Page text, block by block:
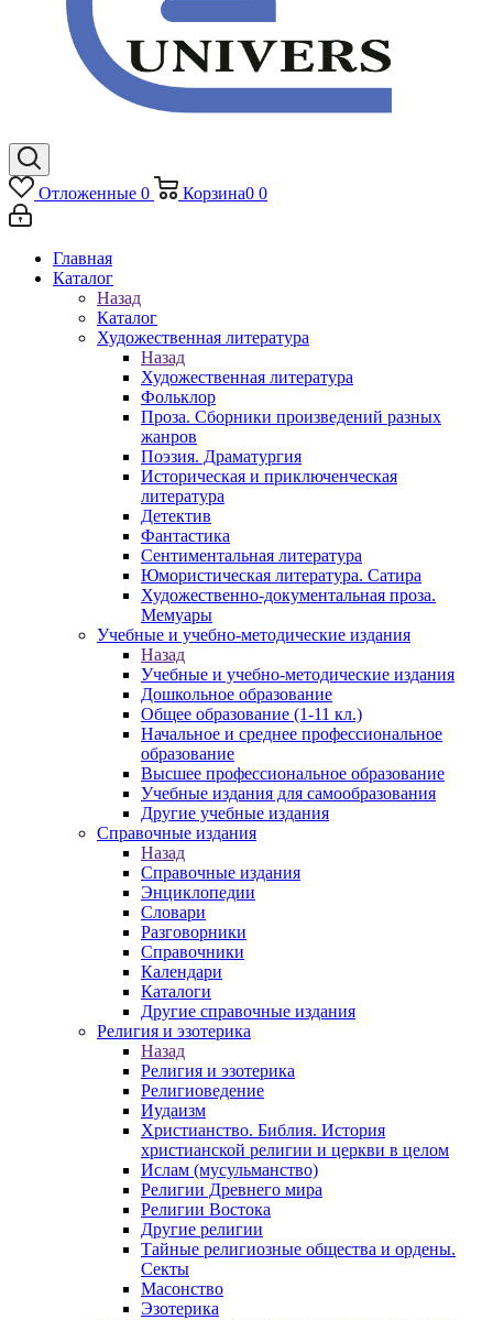
Отложенные 0 Корзина0 0
Главная
Каталог
Назад
Каталог
Художественная литература
Назад
Художественная литература
Фольклор
Проза. Сборники произведений разных
жанров
Поэзия. Драматургия
Историческая и приключенческая
литература
Детектив
Фантастика
Сентиментальная литература
Юмористическая литература. Сатира
Художественно-документальная проза.
Мемуары
Учебные и учебно-методические издания
Назад
Учебные и учебно-методические издания
Дошкольное образование
Общее образование (1-11 кл.)
Начальное и среднее профессиональное
образование
Высшее профессиональное образование
Учебные издания для самообразования
Другие учебные издания
Справочные издания
Назад
Справочные издания
Энциклопедии
Словари
Разговорники
Справочники
Календари
Каталоги
Другие справочные издания
Религия и эзотерика
Назад
Религия и эзотерика
Религиоведение
Иудаизм
Христианство. Библия. История
христианской религии и церкви в целом
Ислам (мусульманство)
Религии Древнего мира
Религии Востока
Другие религии
Тайные религиозные общества и ордены.
Секты
Масонство
Эзотерика